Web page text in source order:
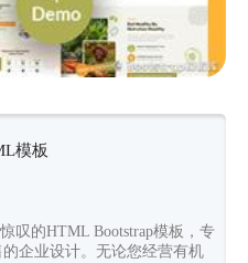
模板
叹的HTML Bootstrap模板，专
企业设计。无论您经营有机